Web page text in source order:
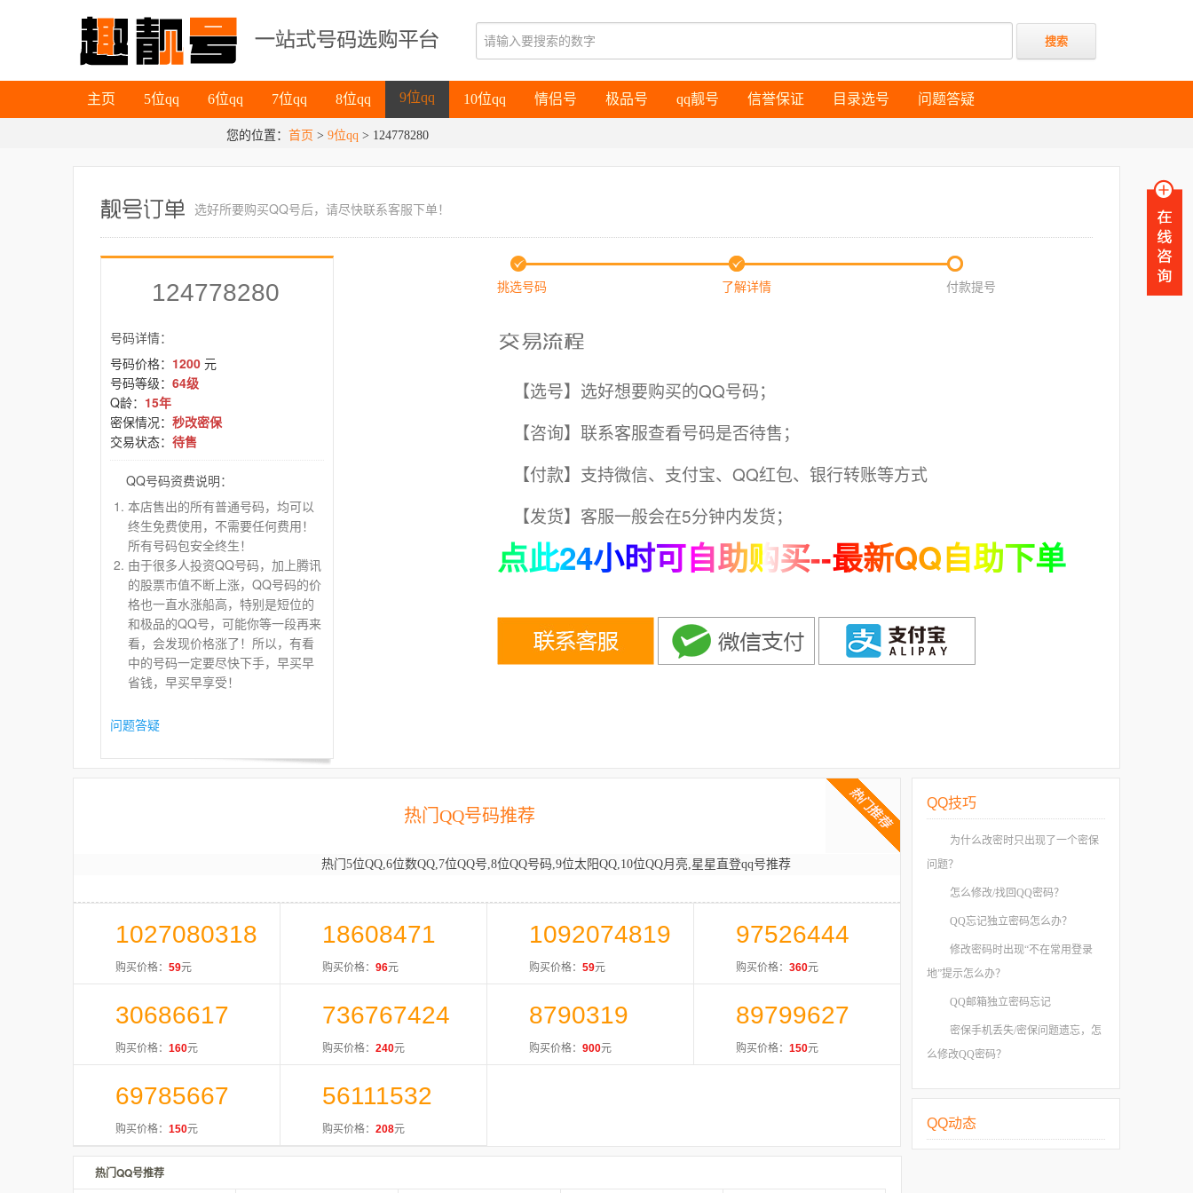
主页
主页
5位qq
5位qq
6位qq
6位qq
7位qq 8位qq
9位qq
9位qq 10位qq
10位qq
情侣号
情侣号
极品号
极品号
qq靓号
qq靓号
信誉保证
信誉保证
目录选号
目录选号
问题答疑
问题答疑
您的位置：首页 >9位qq > 124778280
选好所要购买QQ号后，请尽快联系客服下单！
124778280
号码详情：
号码价格： 1200 元
号码等级： 64级
Q龄： 15年
密保情况： 秒改密保
交易状态： 待售
QQ号码资费说明：
本店售出的所有普通号码，均可以
终生免费使用，不需要任何费用！
所有号码包安全终生！
由于很多人投资QQ号码，加上腾讯
的股票市值不断上涨，QQ号码的价
格也一直水涨船高，特别是短位的
和极品的QQ号，可能你等一段再来
看，会发现价格涨了！所以，有看
中的号码一定要尽快下手，早买早
省钱，早买早享受！
问题答疑
挑选号码 了解详情 付款提号
【选号】选好想要购买的QQ号码；
【咨询】联系客服查看号码是否待售；
【付款】支持微信、支付宝、QQ红包、银行转账等方式
【发货】客服一般会在5分钟内发货；
点此24小时可自助购买--最新QQ自助下单
热门QQ号码推荐
热门5位QQ,6位数QQ,7位QQ号,8位QQ号码,9位太阳QQ,10位QQ月亮,星星直登qq号推荐
1027080318
购买价格： 59元
18608471
购买价格： 96元
1092074819
购买价格： 59元
97526444
购买价格： 360元
30686617
购买价格： 160元
736767424
购买价格： 240元
8790319
购买价格： 900元
89799627
购买价格： 150元
69785667
购买价格： 150元
56111532
购买价格： 208元
热门QQ号推荐
QQ技巧
为什么改密时只出现了一个密保
问题？
怎么修改/找回QQ密码？
QQ忘记独立密码怎么办？
修改密码时出现“不在常用登录
地”提示怎么办？
QQ邮箱独立密码忘记
密保手机丢失/密保问题遗忘，怎
么修改QQ密码？
QQ动态